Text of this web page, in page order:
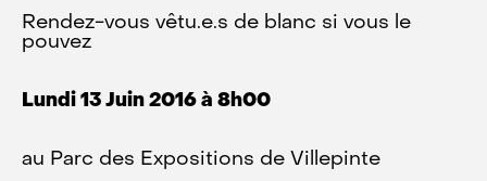
Rendez-vous vêtu.e.s de blanc si vous le
pouvez
Lundi 13 Juin 2016 à 8h00
au Parc des Expositions de Villepinte